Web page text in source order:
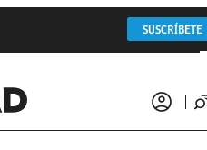
SUSCRÍBETE